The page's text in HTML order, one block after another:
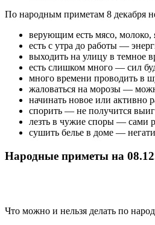
По народным приметам 8 декабря
верующим есть мясо,
есть с утра до работы —
выходить на улицу в темное
есть слишком много — сил
много времени проводить в
жаловаться на морозы —
начинать новое или активно
спорить — не получится
лезть в чужие споры — сами
сушить белье в доме —
Народные приметы на
Что можно и нельзя делать по